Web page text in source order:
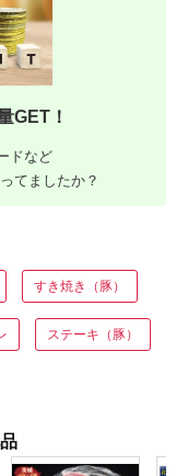
GET！
ドなど
てましたか？
すき焼き（豚）
ステーキ（豚）